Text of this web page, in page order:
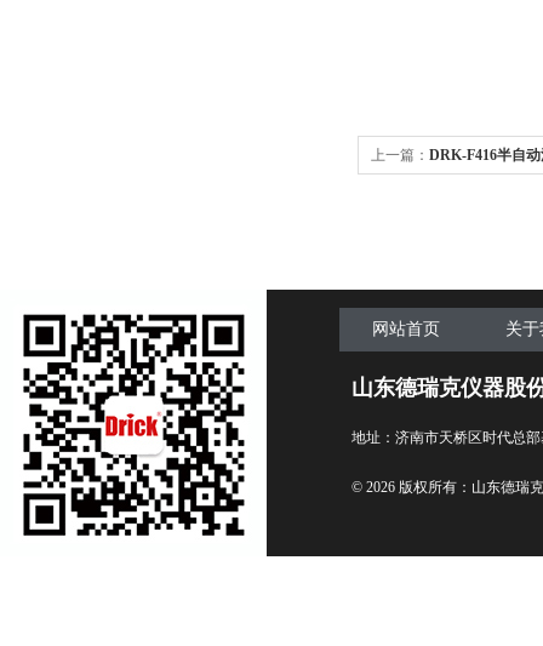
上一篇： DRK-F416半自
网站首页 关
山东德瑞克仪器股
地址：济南市天桥区时代总
© 2026 版权所有：山东德瑞